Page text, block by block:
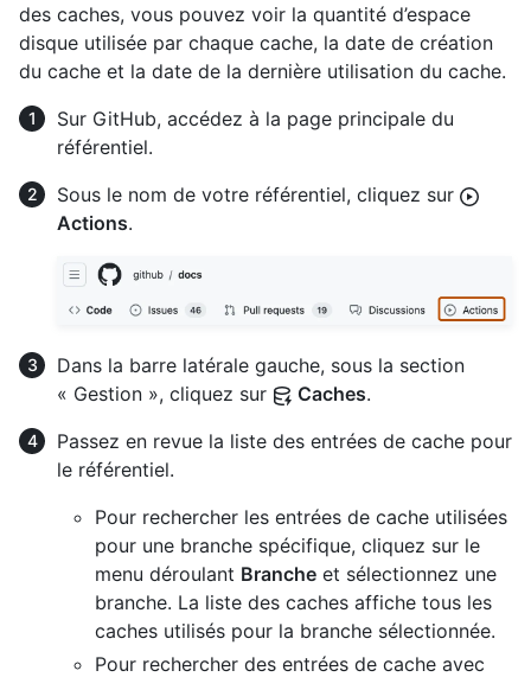
des caches, vous pouvez voir la quantité d’espace
disque utilisée par chaque cache, la date de création
du cache et la date de la dernière utilisation du cache.
Sur GitHub, accédez à la page principale du
référentiel.
Sous le nom de votre référentiel, cliquez sur
Actions.
Dans la barre latérale gauche, sous la section
« Gestion », cliquez sur
Caches.
Passez en revue la liste des entrées de cache pour
le référentiel.
Pour rechercher les entrées de cache utilisées
pour une branche spécifique, cliquez sur le
menu déroulant Branche et sélectionnez une
branche. La liste des caches affiche tous les
caches utilisés pour la branche sélectionnée.
Pour rechercher des entrées de cache avec